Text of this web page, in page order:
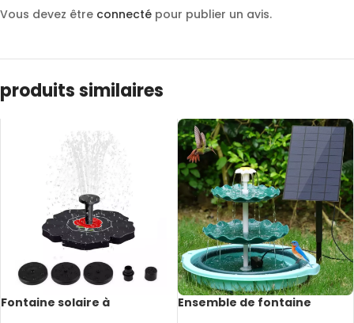
Vous devez être connecté pour publier un avis.
produits similaires
Fontaine solaire à
Ensemble de fontaine